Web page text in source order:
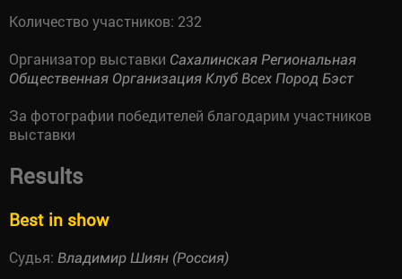
Количество участников: 232
Организатор выставки Сахалинская Региональная
Общественная Организация Клуб Всех Пород Бэст
За фотографии победителей благодарим участников
выставки
Results
Best in show
Судья: Владимир Шиян (Россия)